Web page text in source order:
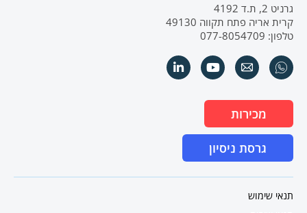
גרניט 2, ת.ד 4192
קרית אריה פתח תקווה 49130
טלפון: 077-8054709
מכירות
גרסת ניסיון
תנאי שימוש